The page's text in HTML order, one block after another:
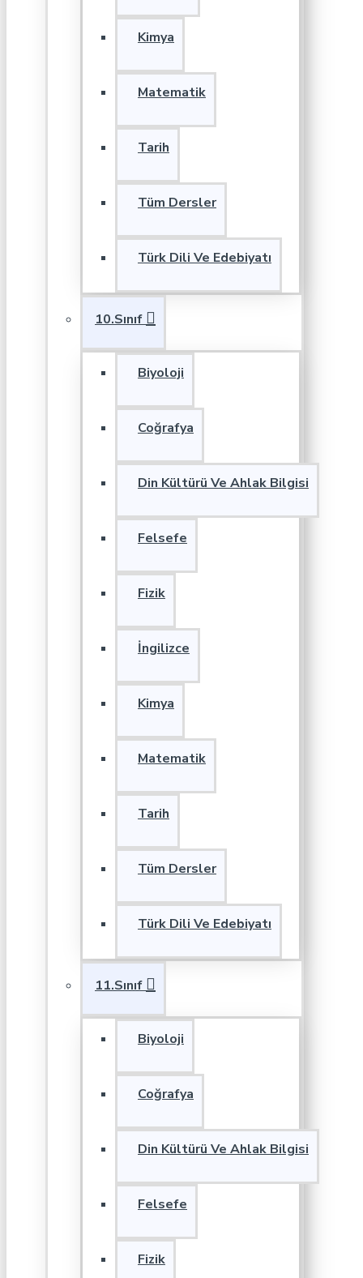
Kimya
Matematik
Tarih
Tüm Dersler
Türk Dili Ve Edebiyatı
10.Sınıf
Biyoloji
Coğrafya
Din Kültürü Ve Ahlak Bilgisi
Felsefe
Fizik
İngilizce
Kimya
Matematik
Tarih
Tüm Dersler
Türk Dili Ve Edebiyatı
11.Sınıf
Biyoloji
Coğrafya
Din Kültürü Ve Ahlak Bilgisi
Felsefe
Fizik